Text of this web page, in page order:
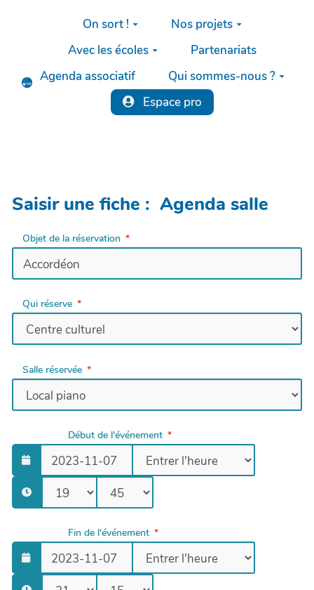
Aller au contenu principal
On sort !
Nos projets
Avec les écoles
Partenariats
Agenda associatif
Qui sommes-nous ?
Espace pro
Saisir une fiche : Agenda salle
Objet de la réservation
Qui réserve
Salle réservée
Début de l'événement
Fin de l'événement